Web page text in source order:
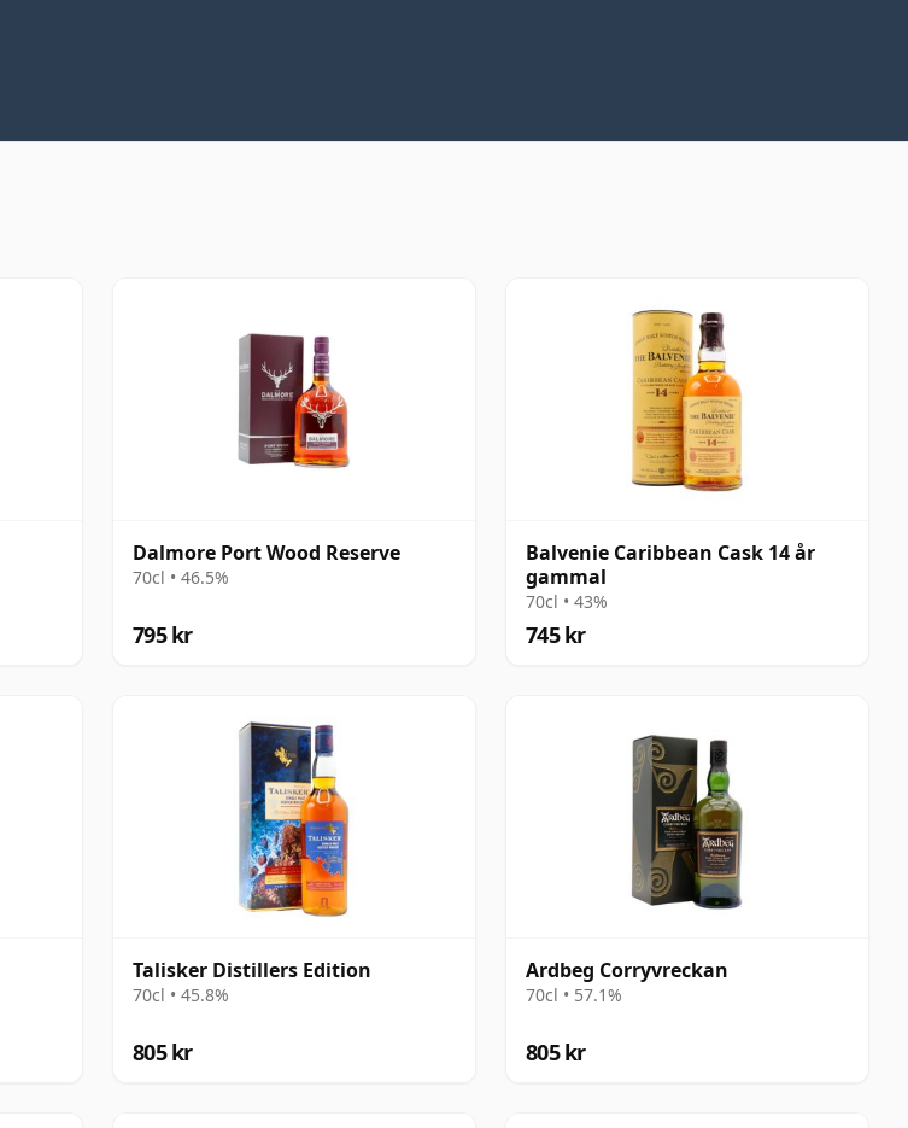
Dalmore Port Wood Reserve
70cl • 46.5%
795 kr
Balvenie Caribbean Cask 14 år
gammal
70cl • 43%
745 kr
Talisker Distillers Edition
70cl • 45.8%
805 kr
Ardbeg Corryvreckan
70cl • 57.1%
805 kr